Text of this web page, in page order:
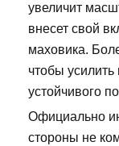
увеличит
внесет свой
маховика.
чтобы усилить
устойчивого
Официально
стороны не